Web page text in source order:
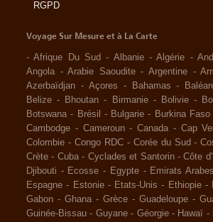
RGPD
Voyage Sur Mesure et à La Carte
-Afrique Du Sud - Albanie -Algérie -
Angola -Arabie Saoudite -Argentine -
Azerbaïdjan - Açores - Bahamas -
Belize - Bhoutan - Birmanie - Bolivie -
Botswana - Brésil - Bulgarie - Burkina Faso
Cambodge - Cameroun - Canada - Cap
Colombie - Congo RDC - Corée du Sud -
Crète - Cuba - Cyclades et Santorin -Côte
Djibouti - Ecosse - Egypte - Emirats
Espagne - Estonie - Etats-Unis - Ethiopie -
Gabon - Ghana - Grèce - Guadeloupe -
Guinée-Bissau - Guyane - Géorgie - Hawaï -